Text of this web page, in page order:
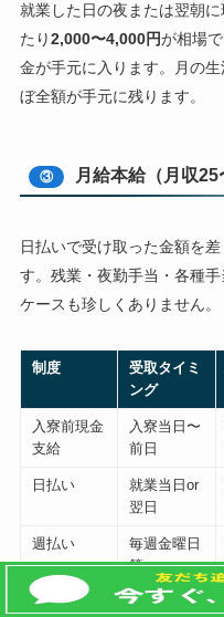
就業した日の夜または翌朝
たり2,000〜4,000円が相場
金が手元に入ります。月の
ぼ全額が手元に残ります。
③ 月給本給（月収25
日払いで受け取った金額を
す。残業・夜勤手当・各種手
ケースも珍しくありません。
制度
受取タイミ
ング
入寮前現金
支給
入寮当日〜
前日
日払い
就業当日or
翌日
週払い
毎週金曜日
等
月給
翌月25日前